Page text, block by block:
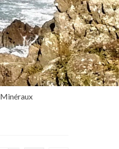
Minéraux